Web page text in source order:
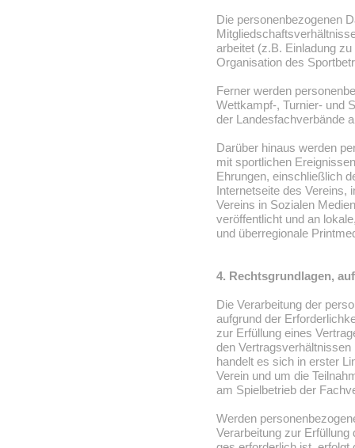
Die personenbezogenen
arbeitet (z.B. Einladung
Organisation des
Ferner werden
Wettkampf-, Turnier- und
der Landesfachverbände
Darüber hinaus werden
mit sportlichen
Ehrungen, einschließlich
Internetseite des Vereins,
Vereins in Sozialen
veröffentlicht und an
und überregionale
4. Rechtsgrundlagen,
Die Verarbeitung der
aufgrund der
zur Erfüllung eines
den Vertragsverhältnissen
handelt es sich in erster
Verein und um die
am Spielbetrieb der
Werden
Verarbeitung zur Erfüllung